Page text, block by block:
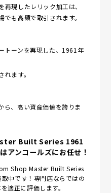
再現したレリック加工は、
も高額で取引されます。
トーンを再現した、1961年
ます。
ら、高い資産価値を誇りま
Built Series 1961
ンコールズにお任せ！
Shop Master Built Series
中です！専門店ならではの
適正に評価します。